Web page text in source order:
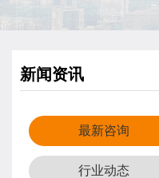
新闻资讯
最新咨询
行业动态